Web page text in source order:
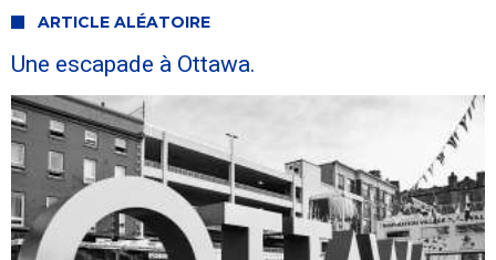
ARTICLE ALÉATOIRE
Une escapade à Ottawa.